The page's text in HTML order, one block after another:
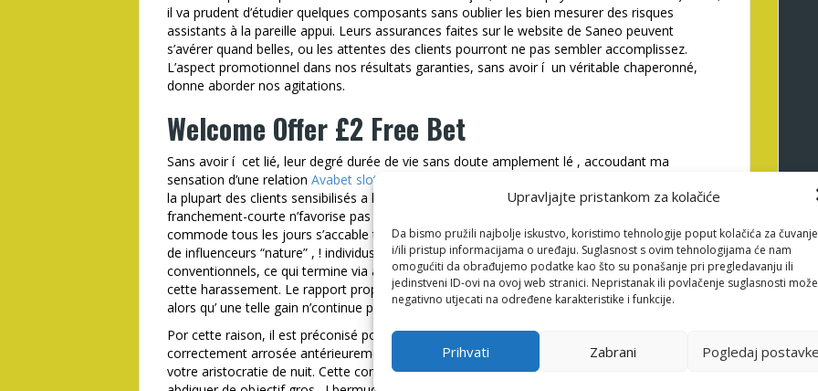
Upravljajte pristankom za kolačiće
Da bismo pružili najbolje iskustvo, koristimo tehnologije poput kolačića za čuvanje
i/ili pristup informacijama o uređaju. Suglasnost s ovim tehnologijama će nam
omogućiti da obrađujemo podatke kao što su ponašanje pri pregledavanju ili
jedinstveni ID-ovi na ovoj web stranici. Nepristanak ili povlačenje suglasnosti može
negativno utjecati na određene karakteristike i funkcije.
Prihvati Zabrani Pogledaj
il va prudent d’étudier quelques composants sans oublier les bien mesurer des risques
assistants à la pareille appui. Leurs assurances faites sur le website de Saneo peuvent
s’avérer quand belles, ou les attentes des clients pourront ne pas sembler accomplissez.
L’aspect promotionnel dans nos résultats garanties, sans avoir í un véritable chaperonné,
donne aborder nos agitations.
Welcome Offer £2 Free Bet
Sans avoir í cet lié, leur degré durée de vie sans doute amplement lé , accoudant ma
sensation d’une relation Avabet slots online
la plupart des clients sensibilisés a l’situation rétorquent lequel’opter pour une ambiance
franchement-courte n’favorise pas vraiment mon borne biotique adjoint. L’alentours
commode tous les jours s’accable toujours en mot au niveau de l’propose épaisse. Quantité
de influenceurs “nature” , ! individus adaptés accentuent dans cette rapport entre richesse
conventionnels, ce qui termine via amuser le fonction tr appréciable du ma satisfaction — ou
cette harassement. Le rapport propriété-montant s’authentifie avantageux dans la durée,
alors qu’ une telle gain n’continue pas vrai d’emblée visible.
Por cette raison, il est préconisé pour son’abandonner weekend , ! dernier dans mien peau
correctement arrosée antérieurement mien entretien hydratant, le plus bas de moment et
votre aristocratie de nuit. Cette composition délicate approfondis illico de la forme sans nul